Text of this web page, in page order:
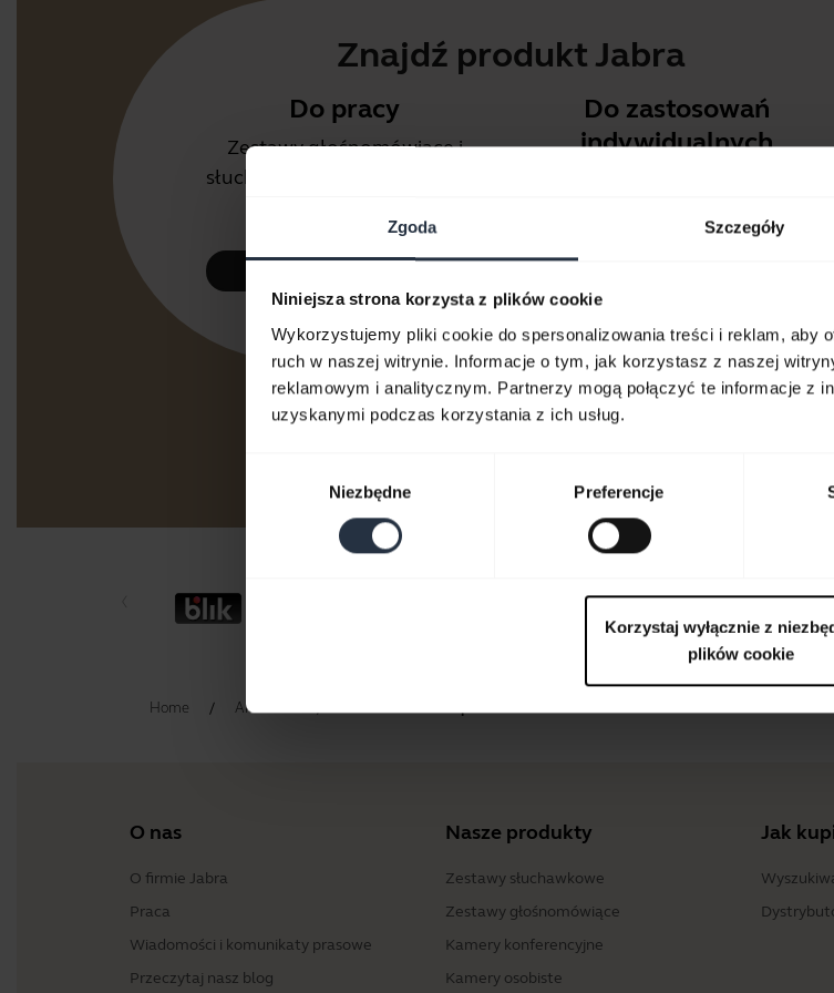
Zgoda Szczegóły
Niniejsza strona korzysta z plików cookie
Wykorzystujemy pliki cookie do spersonalizowania treści i reklam, aby
ruch w naszej witrynie. Informacje o tym, jak korzystasz z naszej
reklamowym i analitycznym. Partnerzy mogą połączyć te informacje z
uzyskanymi podczas korzystania z ich usług.
Niezbędne Preferencje
Korzystaj wyłącznie z
plików cookie
Znajdź produkt Jabra
Do pracy
Zestawy głośnomówiące i
słuchawkowe do biura lub call
Do zastosowań
indywidualnych
sportu.
Zapoznaj się z ofertą
Home Akcesoria
O nas
O firmie Jabra
Praca
Wiadomości i komunikaty prasowe
Przeczytaj nasz blog
Nasze produkty
Zestawy słuchawkowe
Zestawy głośnomówiące
Kamery konferencyjne
Kamery osobiste
Jak